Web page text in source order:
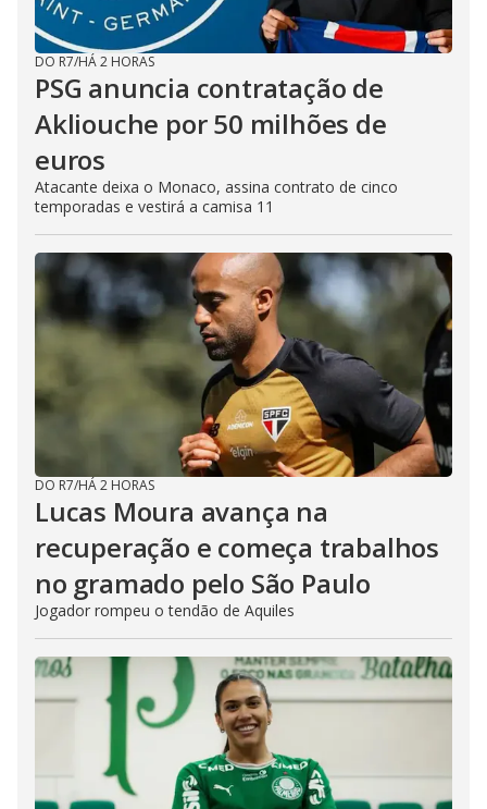
DO R7/HÁ 2 HORAS
PSG anuncia contratação de
Akliouche por 50 milhões de
euros
Atacante deixa o Monaco, assina contrato de cinco
temporadas e vestirá a camisa 11
DO R7/HÁ 2 HORAS
Lucas Moura avança na
recuperação e começa trabalhos
no gramado pelo São Paulo
Jogador rompeu o tendão de Aquiles